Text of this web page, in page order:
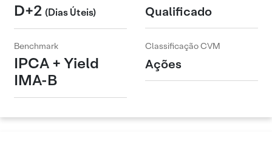
D+2 (Dias Úteis) Qualificado
Benchmark
IPCA + Yield
IMA-B
Classificação CVM
Ações